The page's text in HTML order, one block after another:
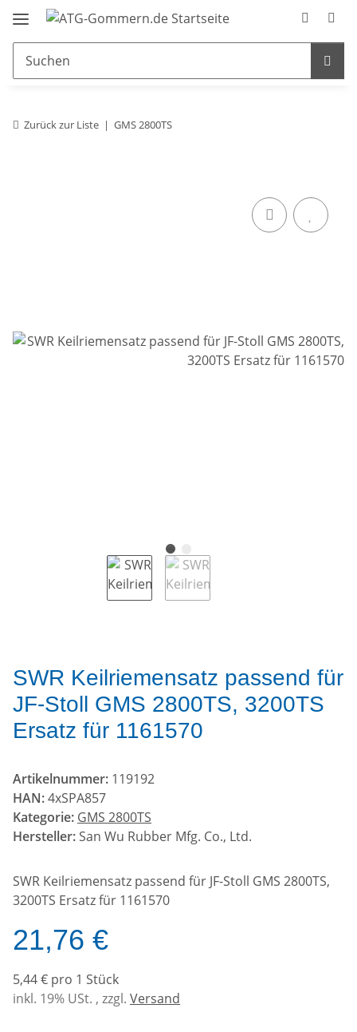
Zurück zur Liste GMS 2800TS
SWR Keilriemensatz passend für
JF-Stoll GMS 2800TS, 3200TS
Ersatz für 1161570
Artikelnummer: 119192
HAN:4xSPA857
Kategorie: GMS 2800TS
Hersteller: San Wu Rubber Mfg. Co., Ltd.
SWR Keilriemensatz passend für JF-Stoll GMS 2800TS,
3200TS Ersatz für 1161570
21,76 €
5,44 € pro 1 Stück
inkl. 19% USt. , zzgl. Versand